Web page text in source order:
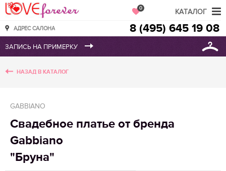
Love Forever
АДРЕС САЛОНА
0
8 (495) 645 19 08
НАЗАД В КАТАЛОГ
GABBIANO
Свадебное платье от бренда
Gabbiano
"Бруна"
КАТАЛОГ